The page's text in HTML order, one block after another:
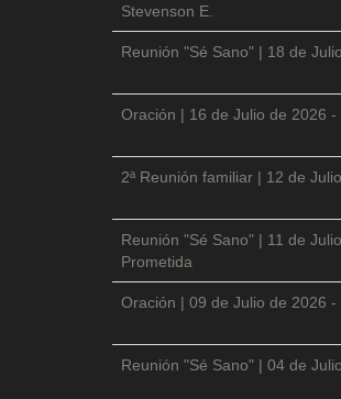
Stevenson E.
Reunión "Sé Sano" | 18 de
Oración | 16 de Julio de 2026 -
2ª Reunión familiar | 12 de
Reunión "Sé Sano" | 11 de
Prometida
Oración | 09 de Julio de 2026 -
Reunión "Sé Sano" | 04 de